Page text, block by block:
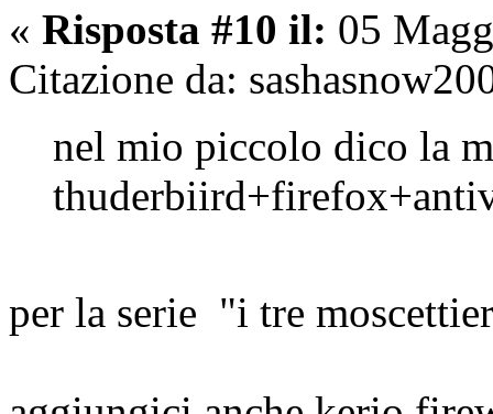
« Risposta #10 il: 05
Citazione da:
nel mio piccolo dico la
per la serie "i tre